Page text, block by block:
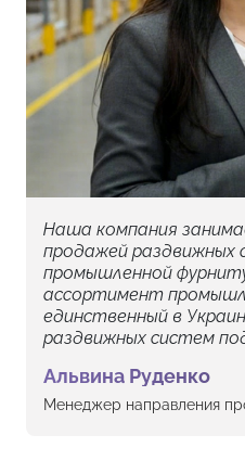
Наша компания
продажей раздвижных
промышленной
ассортимент
единственный в
раздвижных систем
Альвина Руденко
Менеджер направления